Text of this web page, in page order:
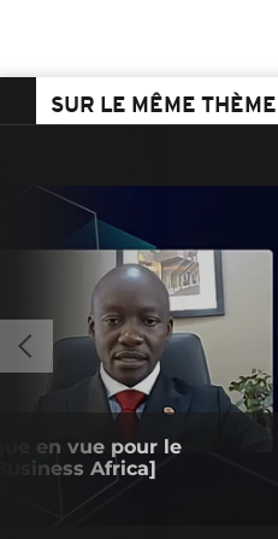
SUR LE MÊME THÈME
en vue pour le
Africa]